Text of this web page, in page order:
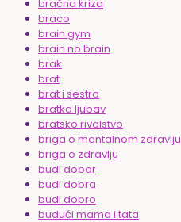
bračna kriza
braco
brain gym
brain no brain
brak
brat
brat i sestra
bratka ljubav
bratsko rivalstvo
briga o mentalnom zdravlju
briga o zdravlju
budi dobar
budi dobra
budi dobro
budući mama i tata